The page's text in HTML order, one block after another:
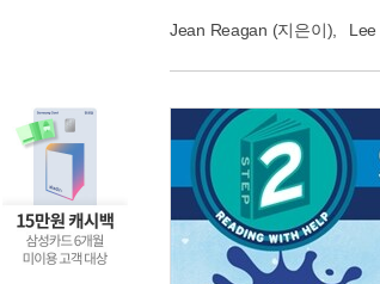
Jean Reagan (지은이), Lee